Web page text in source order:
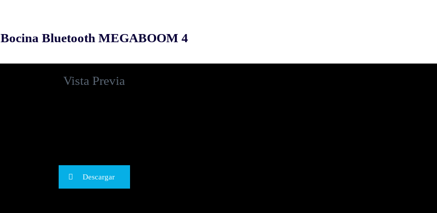
Bocina Bluetooth MEGABOOM 4
Vista Previa
Descargar